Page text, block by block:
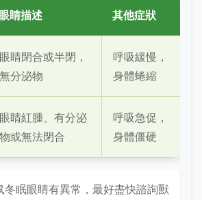
眼睛描述 其他症狀
眼睛閉合或半閉，
無分泌物
呼吸緩慢，
身體蜷縮
眼睛紅腫、有分泌
物或無法閉合
呼吸急促，
身體僵硬
冬眠眼睛有異常，最好盡快諮詢獸